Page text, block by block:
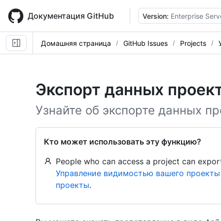
main
content
Документация GitHub Version: Enterprise
Домашняя страница GitHub Issues Projects
Экспорт данных
Узнайте об экспорте данных
Кто может использовать эту функцию?
People who can access a project can
Управление видимостью вашего проекты
проекты.